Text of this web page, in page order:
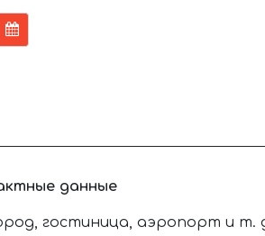
данные
гостиница, аэропорт и т.